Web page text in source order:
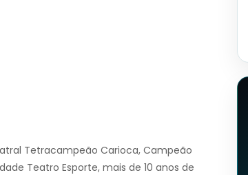
Tetracampeão Carioca, Campeão
Teatro Esporte, mais de 10 anos de